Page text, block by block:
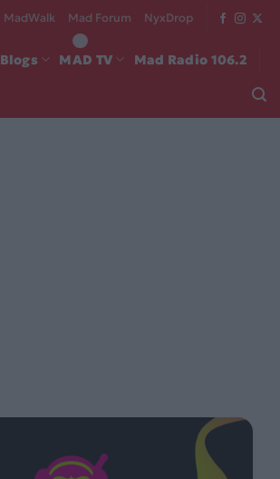
MadWalk Mad Forum NyxDrop
Blogs MAD TV Mad Radio 106.2